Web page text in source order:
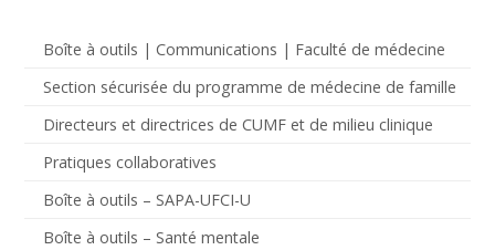
Boîte à outils | Communications | Faculté de médecine
Section sécurisée du programme de médecine de famille
Directeurs et directrices de CUMF et de milieu clinique
Pratiques collaboratives
Boîte à outils – SAPA-UFCI-U
Boîte à outils – Santé mentale